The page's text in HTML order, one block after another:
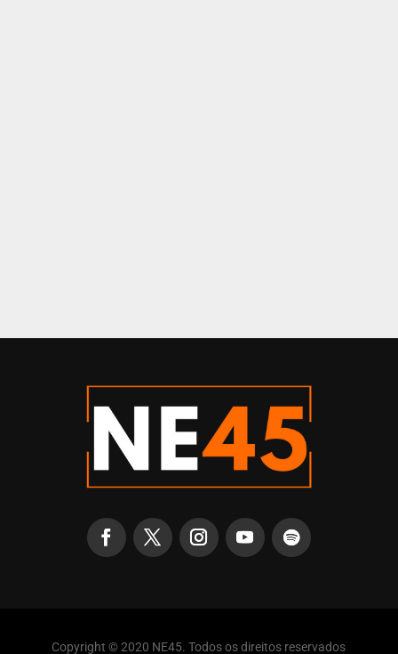
Copyright © 2020 NE45. Todos os direitos reservados